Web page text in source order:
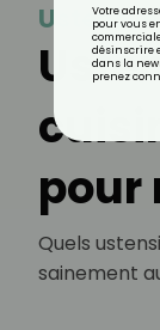
Ustensile
pour
Quels
sainement
Votre
pour vous
désinscrire
dans la
prenez